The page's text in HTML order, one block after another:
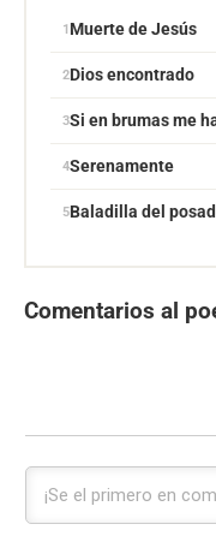
Muerte de Jesús
Dios encontrado
Si en brumas me
Serenamente
Baladilla del
Comentarios al